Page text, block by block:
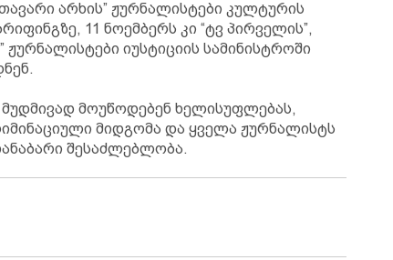
არხის” ჟურნალისტები კულტურის
11 ნოემბერს კი “ტვ პირველის”,
ჟურნალისტები იუსტიციის სამინისტროში
მოუწოდებენ ხელისუფლებას,
მიდგომა და ყველა ჟურნალისტს
შესაძლებლობა.